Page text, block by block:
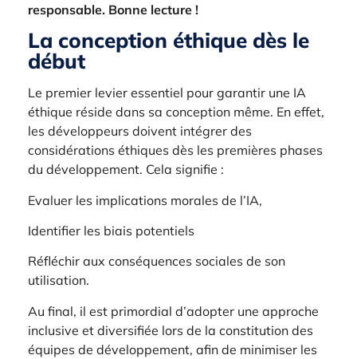
responsable. Bonne lecture !
La conception éthique dès le
début
Le premier levier essentiel pour garantir une IA
éthique réside dans sa conception même. En effet,
les développeurs doivent intégrer des
considérations éthiques dès les premières phases
du développement. Cela signifie :
Evaluer les implications morales de l’IA,
Identifier les biais potentiels
Réfléchir aux conséquences sociales de son
utilisation.
Au final, il est primordial d’adopter une approche
inclusive et diversifiée lors de la constitution des
équipes de développement, afin de minimiser les